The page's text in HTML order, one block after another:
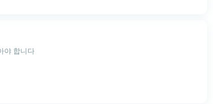
야 합니다